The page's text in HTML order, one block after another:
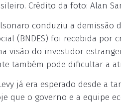
Crédito da foto: Alan
conduziu a demissão
(BNDES) foi recebida
visão do investidor
também pode dificultar a
já era esperado desde a
que o governo e a equipe